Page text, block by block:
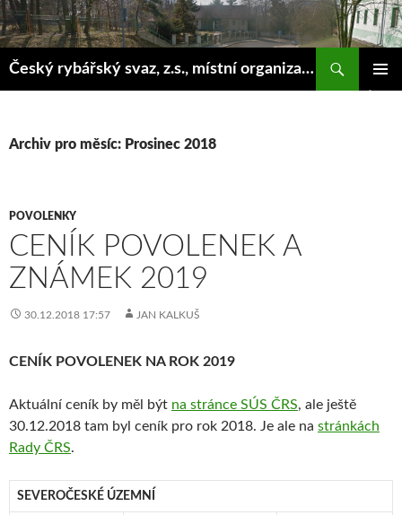
Český rybářský svaz, z.s., místní organizace Klášterec nad Ohří
Hledat
WEBU
Archiv pro měsíc: Prosinec 2018
POVOLENKY
CENÍK POVOLENEK A
ZNÁMEK 2019
30.12.2018 17:57 JAN KALKUŠ
CENÍK POVOLENEK NA ROK 2019
Aktuální ceník by měl být na stránce SÚS ČRS, ale ještě
30.12.2018 tam byl ceník pro rok 2018. Je ale na stránkách
Rady ČRS.
SEVEROČESKÉ ÚZEMNÍ